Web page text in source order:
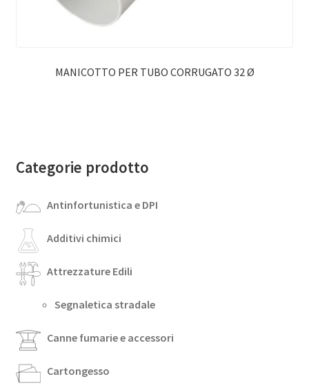
MANICOTTO PER TUBO CORRUGATO 32 Ø
Categorie prodotto
Antinfortunistica e DPI
Additivi chimici
Attrezzature Edili
Segnaletica stradale
Canne fumarie e accessori
Cartongesso